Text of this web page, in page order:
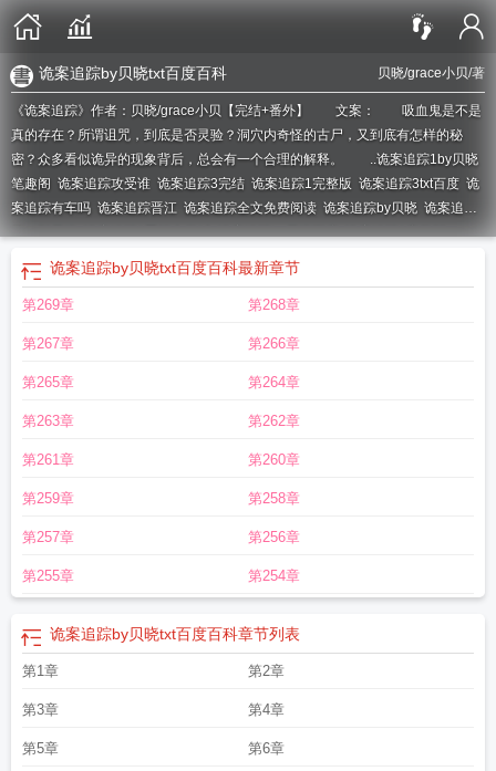
贝晓/grace小贝/著
诡案追踪by贝晓txt百度百科
《诡案追踪》作者：贝晓/grace小贝【完结+番外】 文案： 吸血鬼是不是
真的存在？所谓诅咒，到底是否灵验？洞穴内奇怪的古尸，又到底有怎样的秘
密？众多看似诡异的现象背后，总会有一个合理的解释。 ..诡案追踪1by贝晓
笔趣阁 诡案追踪攻受谁 诡案追踪3完结 诡案追踪1完整版 诡案追踪3txt百度 诡
案追踪有车吗 诡案追踪晋江 诡案追踪全文免费阅读 诡案追踪by贝晓 诡案追踪
第一部贝晓诡案追踪1晋江文学城诡案追踪by贝晓百度诡案追踪1完整版
诡案追踪谁是攻谁是受啊 诡案追踪大结局诡案追踪表白是哪一章
踪谁攻谁受
诡案追踪2无删减
案追踪cp诡案追踪程晋松X沈严 诡案追踪1诡案追踪广播剧第一季
季诡案追踪好看吗 诡案追踪by贝晓讲了什么故事
笔趣阁诡案追踪内容 诡案追踪一共有几本诡案追踪百度
胖的大龙诡案追踪txt全文加番外 诡案追踪手诡案追踪by贝晓讲的什么
踪1by贝晓
诡案追踪我的犯罪现场调查笔记诡案追踪by
追踪讲的什么
诡案追踪1无删减txt
起 诡案追踪贝晓讲的什么 诡案追踪沈严程晋松在一起了吗
吗诡案追踪1在线阅读 诡案追踪三部txt链接诡案追踪一共几部
晓txt百度诡案追踪谁是攻诡案追踪人物介绍诡案追踪贝晓全文阅读诡案追踪
1txt诡案追踪剧透 诡案追踪副cp是谁 诡案追踪cp是谁
读诡案追踪免费阅读 诡案追踪车第几章在一起
部诡案追踪by贝晓txt百度百科 诡案追踪1在线阅读全文
诡案追踪by贝晓txt百度百科最新章节
第269章 第268章
第267章 第266章
第265章 第264章
第263章 第262章
第261章 第260章
第259章 第258章
第257章 第256章
第255章 第254章
诡案追踪by贝晓txt百度百科章节列表
第1章 第2章
第3章 第4章
第5章 第6章